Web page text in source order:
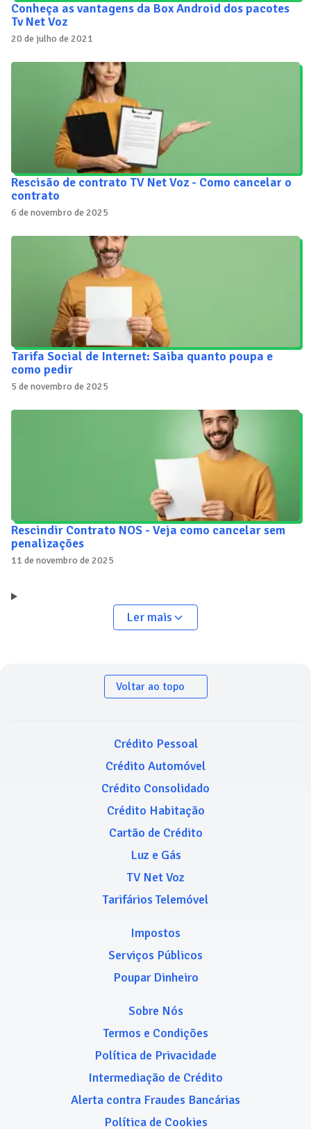
Conheça as vantagens da Box Android dos pacotes
Tv Net Voz
20 de julho de 2021
Rescisão de contrato TV Net Voz - Como cancelar o
contrato
6 de novembro de 2025
Tarifa Social de Internet: Saiba quanto poupa e
como pedir
5 de novembro de 2025
Rescindir Contrato NOS - Veja como cancelar sem
penalizações
11 de novembro de 2025
Ler mais
Voltar ao topo
Crédito Pessoal
Crédito Automóvel
Crédito Consolidado
Crédito Habitação
Cartão de Crédito
Luz e Gás
TV Net Voz
Tarifários Telemóvel
Impostos
Serviços Públicos
Poupar Dinheiro
Sobre Nós
Termos e Condições
Política de Privacidade
Intermediação de Crédito
Alerta contra Fraudes Bancárias
Política de Cookies